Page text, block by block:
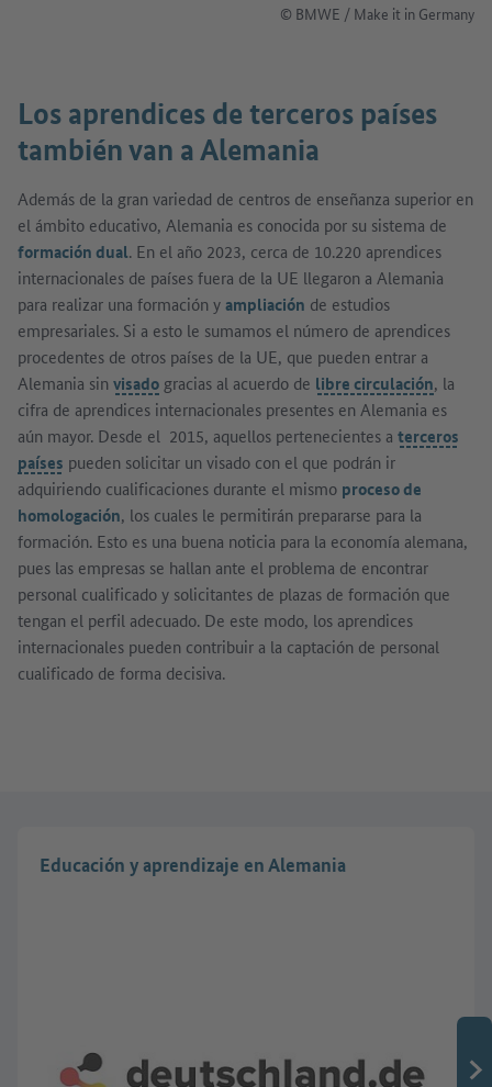
© BMWE / Make it in Germany
Los aprendices de terceros países
también van a Alemania
Además de la gran variedad de centros de enseñanza superior en
el ámbito educativo, Alemania es conocida por su sistema de
formación dual. En el año 2023, cerca de 10.220 aprendices
internacionales de países fuera de la UE llegaron a Alemania
para realizar una formación yampliación de estudios
empresariales. Si a esto le sumamos el número de aprendices
procedentes de otros países de la UE, que pueden entrar a
Alemania sin visado gracias al acuerdo de libre circulación, la
cifra de aprendices internacionales presentes en Alemania es
aún mayor. Desde el 2015, aquellos pertenecientes a terceros
países pueden solicitar un visado con el que podrán ir
adquiriendo cualificaciones durante el mismo proceso de
homologación, los cuales le permitirán prepararse para la
formación. Esto es una buena noticia para la economía alemana,
pues las empresas se hallan ante el problema de encontrar
personal cualificado y solicitantes de plazas de formación que
tengan el perfil adecuado. De este modo, los aprendices
internacionales pueden contribuir a la captación de personal
cualificado de forma decisiva.
Educación y aprendizaje en Alemania